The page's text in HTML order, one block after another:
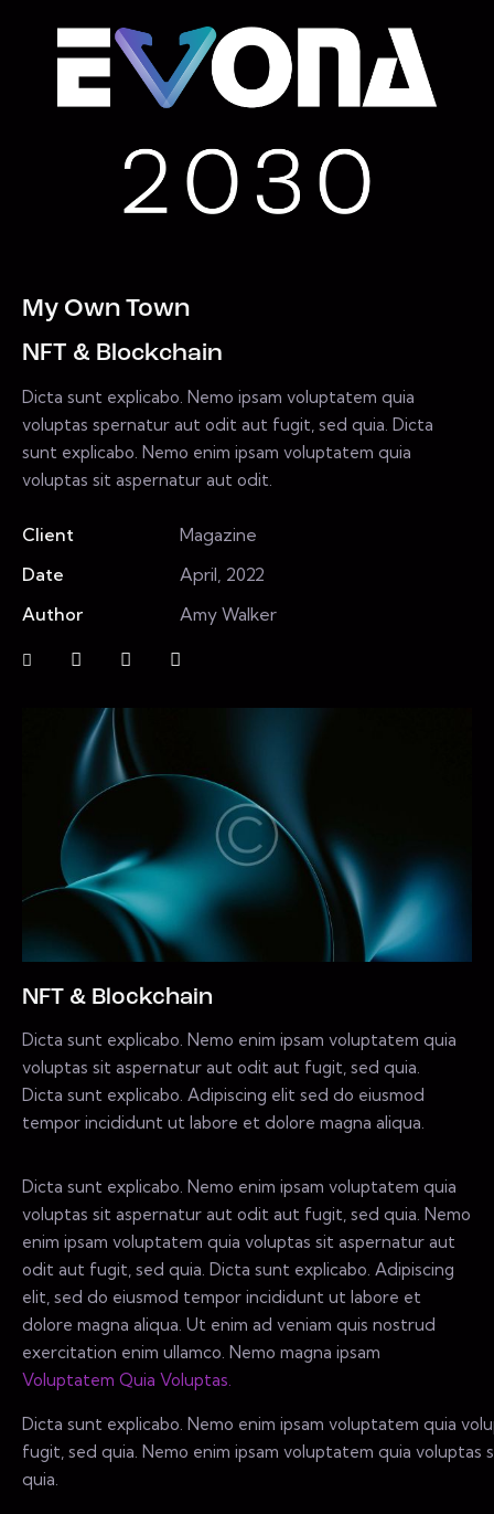
My Own Town
NFT & Blockchain
Dicta sunt explicabo. Nemo ipsam voluptatem quia
voluptas spernatur aut odit aut fugit, sed quia. Dicta
sunt explicabo. Nemo enim ipsam voluptatem quia
voluptas sit aspernatur aut odit.
Client
Magazine
Date
April, 2022
Author
Amy Walker
NFT & Blockchain
Dicta sunt explicabo. Nemo enim ipsam voluptatem quia
voluptas sit aspernatur aut odit aut fugit, sed quia.
Dicta sunt explicabo. Adipiscing elit sed do eiusmod
tempor incididunt ut labore et dolore magna aliqua.
Dicta sunt explicabo. Nemo enim ipsam voluptatem quia
voluptas sit aspernatur aut odit aut fugit, sed quia. Nemo
enim ipsam voluptatem quia voluptas sit aspernatur aut
odit aut fugit, sed quia. Dicta sunt explicabo. Adipiscing
elit, sed do eiusmod tempor incididunt ut labore et
dolore magna aliqua. Ut enim ad veniam quis nostrud
exercitation enim ullamco. Nemo magna ipsam
Voluptatem Quia Voluptas.
Dicta sunt explicabo. Nemo enim ipsam voluptatem quia
fugit, sed quia. Nemo enim ipsam voluptatem quia
quia.